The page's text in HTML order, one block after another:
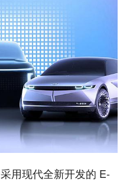
用现代全新开发的 E-